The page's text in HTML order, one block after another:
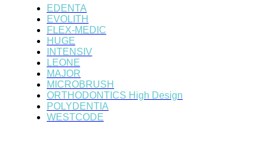
EDENTA
EVOLITH
FLEX-MEDIC
HUGE
INTENSIV
LEONE
MAJOR
MICROBRUSH
ORTHODONTICS High Design
POLYDENTIA
WESTCODE